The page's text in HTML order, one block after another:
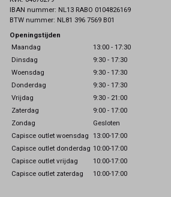
IBAN nummer: NL13 RABO 0104826169
BTW nummer: NL81 396 7569 B01
Openingstijden
Maandag
13:00 - 17:30
Dinsdag
9:30 - 17:30
Woensdag
9:30 - 17:30
Donderdag
9:30 - 17:30
Vrijdag
9:30 - 21:00
Zaterdag
9:00 - 17:00
Zondag
Gesloten
Capisce outlet woensdag 13:00-17:00
Capisce outlet donderdag 10:00-17:00
Capisce outlet vrijdag
10:00-17:00
Capisce outlet zaterdag
10:00-17:00